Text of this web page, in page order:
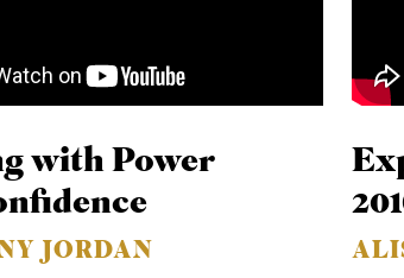
with Power
JORDAN